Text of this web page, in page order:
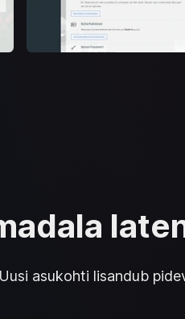
asukohti lisandub